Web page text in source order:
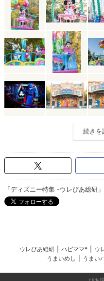
続きを
「ディズニー特集 -ウレぴあ総研
ウレぴあ総研 ハピママ* ウ
うまいめし
うまい